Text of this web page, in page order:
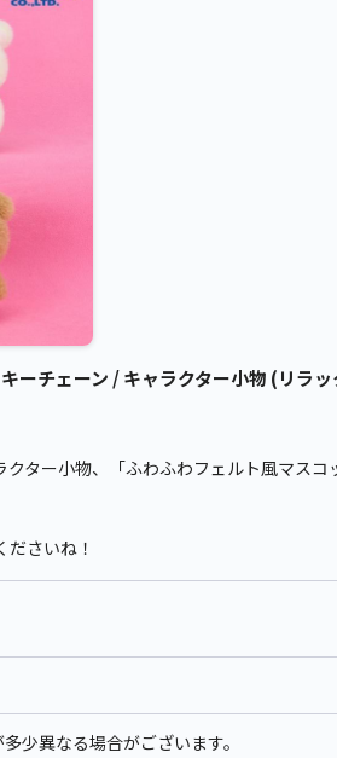
ーチェーン / キャラクター小物 (リラ
ター小物、「ふわふわフェルト風マスコ
さいね！
異なる場合がございます。